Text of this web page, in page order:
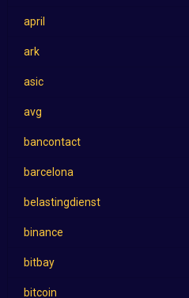
april
ark
asic
avg
bancontact
barcelona
belastingdienst
binance
bitbay
bitcoin